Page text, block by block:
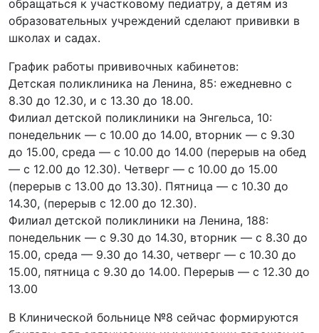
обращаться к участковому педиатру, а детям из
образовательных учреждений сделают прививки в
школах и садах.
График работы прививочных кабинетов:
Детская поликлиника на Ленина, 85: ежедневно с
8.30 до 12.30, и с 13.30 до 18.00.
Филиал детской поликлиники на Энгельса, 10:
понедельник — с 10.00 до 14.00, вторник — с 9.30
до 15.00, среда — с 10.00 до 14.00 (перерыв на обед
— с 12.00 до 12.30). Четверг — с 10.00 до 15.00
(перерыв с 13.00 до 13.30). Пятница — с 10.30 до
14.30, (перерыв с 12.00 до 12.30).
Филиал детской поликлиники на Ленина, 188:
понедельник — с 9.30 до 14.30, вторник — с 8.30 до
15.00, среда — 9.30 до 14.30, четверг — с 10.30 до
15.00, пятница с 9.30 до 14.00. Перерыв — с 12.30 до
13.00
В Клинической больнице №8 сейчас формируются